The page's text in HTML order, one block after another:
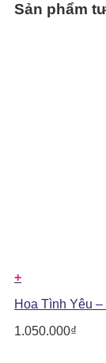
Sản phẩm
+
Hoa Tình Yêu
1.050.000₫